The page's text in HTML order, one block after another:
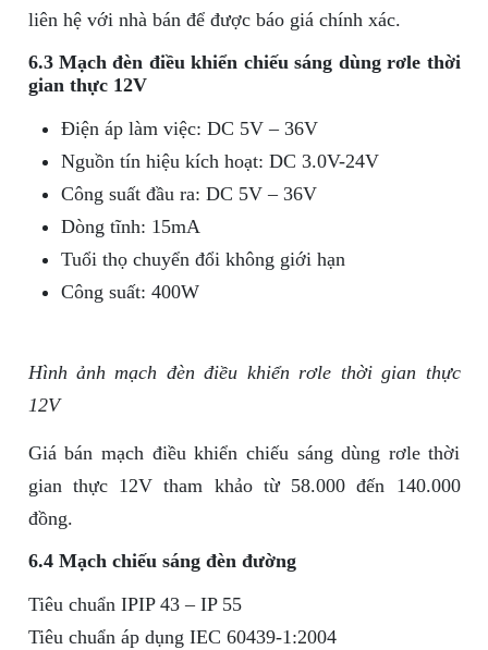
liên hệ với nhà bán để được báo giá chính xác.
6.3 Mạch đèn điều khiển chiếu sáng dùng rơle thời
gian thực 12V
Điện áp làm việc: DC 5V – 36V
Nguồn tín hiệu kích hoạt: DC 3.0V-24V
Công suất đầu ra: DC 5V – 36V
Dòng tĩnh: 15mA
Tuổi thọ chuyển đổi không giới hạn
Công suất: 400W
Hình ảnh mạch đèn điều khiển rơle thời gian thực
12V
Giá bán mạch điều khiển chiếu sáng dùng rơle thời
gian thực 12V tham khảo từ 58.000 đến 140.000
đồng.
6.4 Mạch chiếu sáng đèn đường
Tiêu chuẩn IPIP 43 – IP 55
Tiêu chuẩn áp dụng IEC 60439-1:2004